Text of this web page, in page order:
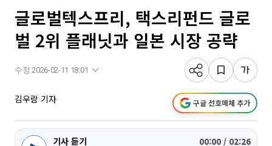
글로벌텍스프리, 택스리펀드 글로
벌 2위 플래닛과 일본 시장 공략
수정 2026-02-11 18:01
김우람 기자 구글 선호매체 추가
기사 듣기 00:00 / 02:26